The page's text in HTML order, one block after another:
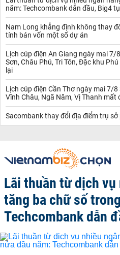
năm: Techcombank dẫn đầu, Big4
Nam Long khẳng định không thay
tính bán vốn một số dự án
Lịch cúp điện An Giang ngày mai 7/
Sơn, Châu Phú, Tri Tôn, Đặc khu
lại
Lịch cúp điện Cần Thơ ngày mai 7/
Vĩnh Châu, Ngã Năm, Vị Thanh mất
Sacombank thay đổi địa điểm trụ
Lãi thuần từ dịch vụ
tăng ba chữ số
Techcombank dẫn